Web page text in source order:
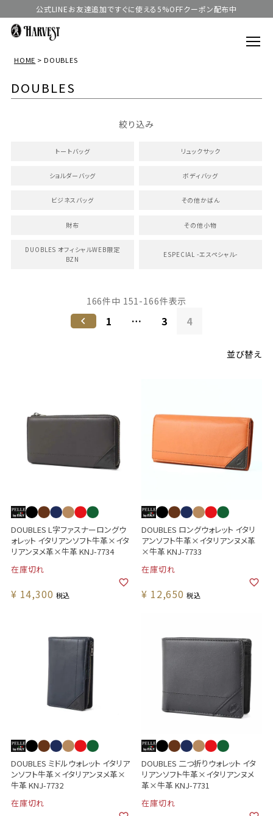
公式LINEお友達追加ですぐに使える5%OFFクーポン配布中
HOME DOUBLES
DOUBLES
絞り込み
トートバッグ リュックサック
ショルダーバッグ ボディバッグ
ビジネスバッグ その他かばん
財布 その他小物
DUOBLES オフィシャルWEB限定
BZN
ESPECIAL -エスペシャル-
並び替え
166件中 151 -166件表示
1 … 3 4
DOUBLES L字ファスナーロングウ
ォレット イタリアンソフト牛革×イタ
リアンヌメ革×牛革 KNJ-7734
在庫切れ
¥ 14,300 税込
DOUBLES ロングウォレット イタリ
アンソフト牛革×イタリアンヌメ革
×牛革 KNJ-7733
在庫切れ
¥ 12,650 税込
DOUBLES ミドルウォレット イタリア
ンソフト牛革×イタリアンヌメ革×
牛革 KNJ-7732
在庫切れ
DOUBLES 二つ折りウォレット イタ
リアンソフト牛革×イタリアンヌメ
革×牛革 KNJ-7731
在庫切れ